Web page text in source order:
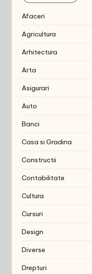
Afaceri
Agricultura
Arhitectura
Arta
Asigurari
Auto
Banci
Casa si Gradina
Constructii
Contabilitate
Cultura
Cursuri
Design
Diverse
Drepturi